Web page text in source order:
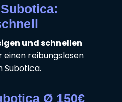
und schnellen
reibungslosen
Subotica.
Ø 150€